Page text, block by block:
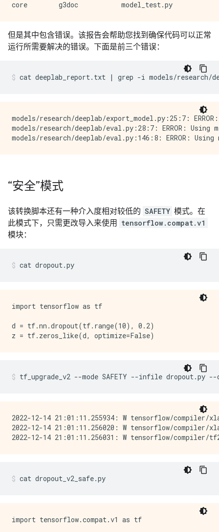
但是其中包含错误。该报告会帮助您找到确保代码可以正常
运行所需要解决的错误。下面是前三个错误：
cat deeplab_report.txt | grep -i models/research/
models/research/deeplab/export_model.py:25:7:
models/research/deeplab/eval.py:28:7: ERROR:
“安全”模式
该转换脚本还有一种介入度相对较低的 SAFETY 模式。在
此模式下，只需更改导入来使用
tensorflow.compat.v1
模块：
cat dropout.py
import tensorflow as tf
d = tf.nn.dropout(tf.range(10), 0.2)
tf_upgrade_v2 --mode SAFETY --infile dropout.py --
2022-12-14 21:01:11.255934: W tensorflow/
2022-12-14 21:01:11.256020: W tensorflow/
cat dropout_v2_safe.py
import tensorflow.compat.v1 as tf